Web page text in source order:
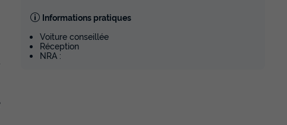
Informations pratiques
Voiture conseillée
Réception
NRA :